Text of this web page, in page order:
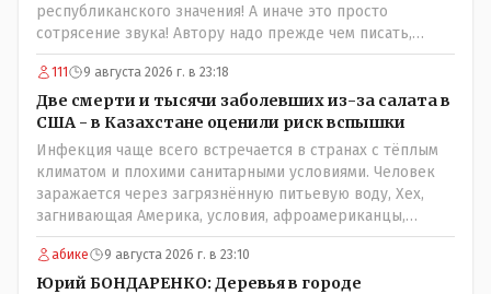
республиканского значения! А иначе это просто
сотрясение звука! Автору надо прежде чем писать,
необходимо самому обратиться в ЖКХ акимата и
разобраться прежде чем своей статьей провоцировать
население города!Согласен всецело!
111 9 августа 2026 г. в 23:18
Две смерти и тысячи заболевших из-за салата в
США - в Казахстане оценили риск вспышки
Инфекция чаще всего встречается в странах с тёплым
климатом и плохими санитарными условиями. Человек
заражается через загрязнённую питьевую воду, Хех,
загнивающая Америка, условия, афроамериканцы,
грязная вода, отсутствие страховок, нечистоплотные
мигранты и прочее.. Лучше России и Казахстана жить
негде..
абике 9 августа 2026 г. в 23:10
Юрий БОНДАРЕНКО: Деревья в городе